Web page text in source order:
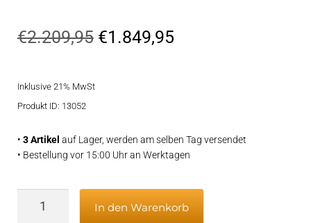
€2.209,95 Ursprünglicher
€1.849,95Aktueller
Inklusive 21% MwSt
Produkt ID: 13052
• 3 Artikel auf Lager, werden am selben Tag versendet
• Bestellung vor 15:00 Uhr an Werktagen
In den Warenkorb